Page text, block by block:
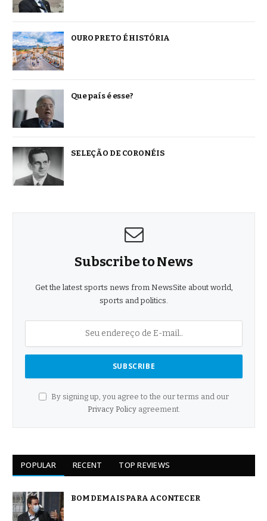
OURO PRETO É HISTÓRIA
Que país é esse?
SELEÇÃO DE CORONÉIS
Subscribe to News
Get the latest sports news from NewsSite about world,
sports and politics.
By signing up, you agree to the our terms and our
Privacy Policyagreement.
POPULAR RECENT TOP REVIEWS
BOM DEMAIS PARA ACONTECER